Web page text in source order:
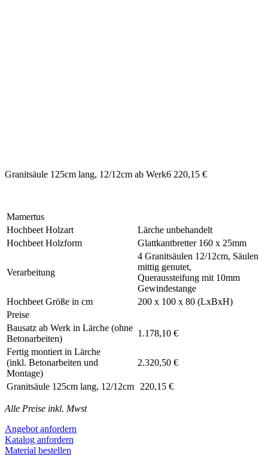
Granitsäule 125cm lang, 12/12cm ab Werk6 220,15 €
Mamertus
Hochbeet Holzart
Lärche unbehandelt
Hochbeet Holzform
Glattkantbretter 160 x 25mm
Verarbeitung
4 Granitsäulen 12/12cm, Säulen
mittig genutet,
Queraussteifung mit 10mm
Gewindestange
Hochbeet Größe in cm
200 x 100 x 80 (LxBxH)
Preise
Bausatz ab Werk in Lärche (ohne
Betonarbeiten)
1.178,10 €
Fertig montiert in Lärche
(inkl. Betonarbeiten und
Montage)
2.320,50 €
Granitsäule 125cm lang, 12/12cm 220,15 €
Alle Preise inkl. Mwst
Angebot anfordern
Katalog anfordern
Material bestellen